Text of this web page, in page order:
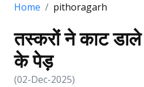
Home pithoragarh
तस्करों ने काट डाले
के पेड़
(02-Dec-2025)